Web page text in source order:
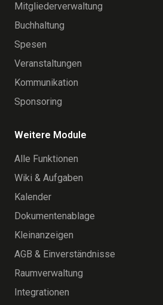
Mitgliederverwaltung
Buchhaltung
Spesen
Veranstaltungen
Kommunikation
Sponsoring
Weitere Module
Alle Funktionen
Wiki & Aufgaben
Kalender
Dokumentenablage
Kleinanzeigen
AGB & Einverständnisse
Raumverwaltung
Integrationen